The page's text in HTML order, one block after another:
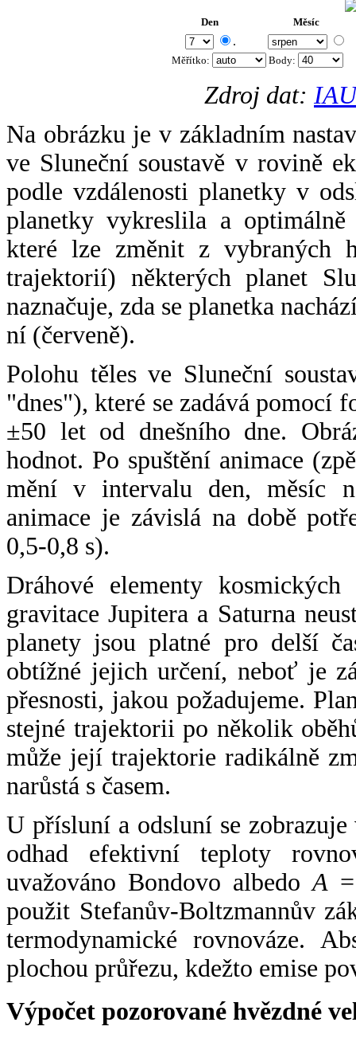
Den Měsíc
.
Měřítko: Body:
Zdroj dat:
Na obrázku je v základním
ve Sluneční soustavě v rovině
podle vzdálenosti planetky v
planetky vykreslila a
které lze změnit z vybraných
trajektorií) některých planet
naznačuje, zda se planetka
ní (červeně).
Polohu těles ve Sluneční
"dnes"), které se zadává pomocí
±50 let od dnešního dne.
hodnot. Po spuštění animace
mění v intervalu den, měsíc
animace je závislá na době
0,5-0,8 s).
Dráhové elementy
gravitace Jupitera a Saturna
planety jsou platné pro delší
obtížné jejich určení, neboť je
přesnosti, jakou požadujeme.
stejné trajektorii po několik
může její trajektorie radikálně
narůstá s časem.
U přísluní a odsluní se
odhad efektivní teploty
uvažováno Bondovo albedoA
použit Stefanův-Boltzmannův
termodynamické rovnováze.
plochou průřezu, kdežto emise
Výpočet pozorované hvězdné